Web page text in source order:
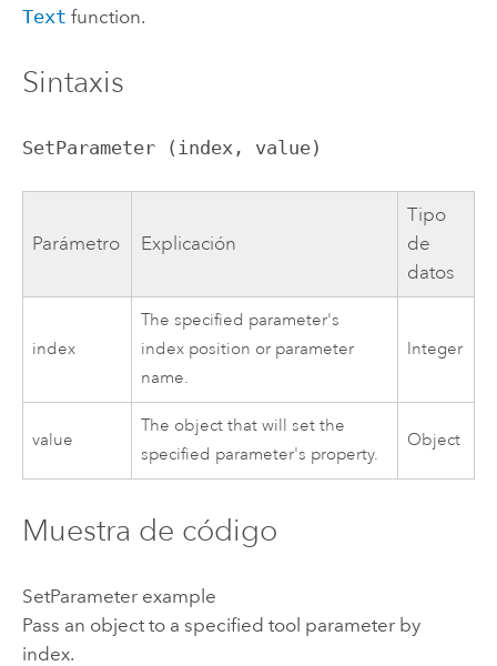
Text function.
Sintaxis
SetParameter (index, value)
Parámetro Explicación
Tipo
de
datos
index
The specified parameter's
index position or parameter
name.
Integer
value
The object that will set the
specified parameter's property.
Object
Muestra de código
SetParameter example
Pass an object to a specified tool parameter by
index.